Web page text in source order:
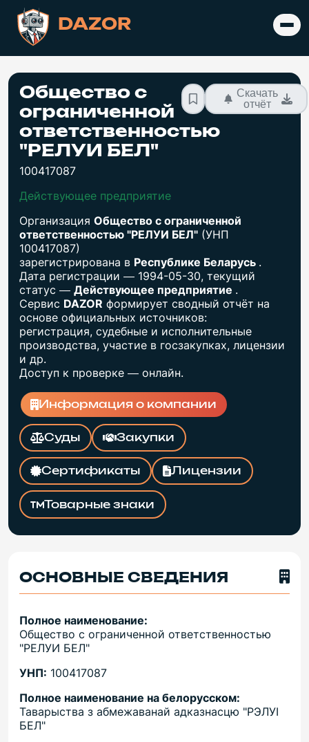
DAZOR
Общество с
ограниченной
ответственностью
"РЕЛУИ БЕЛ"
100417087
Скачать
отчёт
Действующее предприятие
Организация Общество с ограниченной
ответственностью "РЕЛУИ БЕЛ" (УНП
100417087)
зарегистрирована в Республике Беларусь .
Дата регистрации — 1994-05-30, текущий
статус — Действующее предприятие .
Сервис DAZOR формирует сводный отчёт на
основе официальных источников:
регистрация, судебные и исполнительные
производства, участие в госзакупках, лицензии
и др.
Доступ к проверке — онлайн.
Информация о компании
Суды Закупки
Сертификаты Лицензии
Товарные знаки
ОСНОВНЫЕ СВЕДЕНИЯ
Полное наименование:
Общество с ограниченной ответственностью
"РЕЛУИ БЕЛ"
УНП: 100417087
Полное наименование на белорусском:
Таварыства з абмежаванай адказнасцю "РЭЛУІ
БЕЛ"